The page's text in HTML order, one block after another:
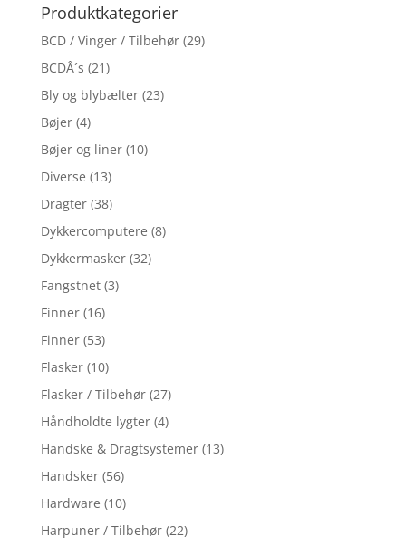
Produktkategorier
BCD / Vinger / Tilbehør (29)
BCDÂ´s (21)
Bly og blybælter (23)
Bøjer (4)
Bøjer og liner (10)
Diverse (13)
Dragter (38)
Dykkercomputere (8)
Dykkermasker (32)
Fangstnet (3)
Finner (16)
Finner (53)
Flasker (10)
Flasker / Tilbehør (27)
Håndholdte lygter (4)
Handske & Dragtsystemer (13)
Handsker (56)
Hardware (10)
Harpuner / Tilbehør (22)